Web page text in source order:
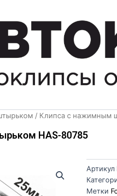
/ Клипса с нажимным
HAS-80785
Артикул
Метки